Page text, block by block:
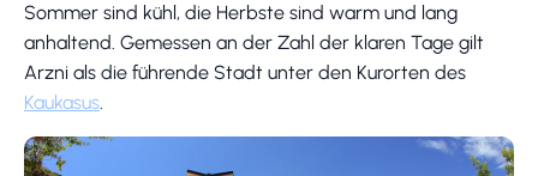
Sommer sind kühl, die Herbste sind warm und lang
anhaltend. Gemessen an der Zahl der klaren Tage gilt
Arzni als die führende Stadt unter den Kurorten des
Kaukasus.